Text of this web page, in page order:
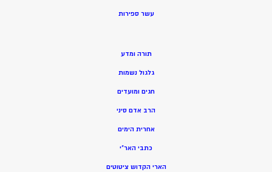
עשר ספירות
תורה ומדע
גלגול נשמות
חגים ומועדים
הרב אדם סיני
אחרית הימים
כתבי האר”י
הארי הקדוש ציטוטים